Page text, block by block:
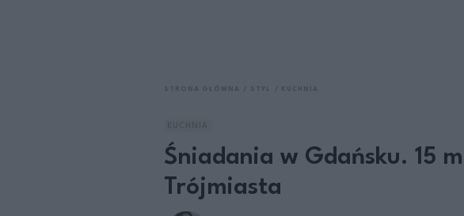
Śniadania w Gdańsku. 15
Trójmiasta